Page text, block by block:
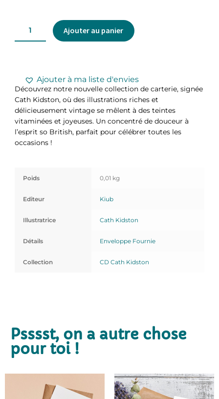
Ajouter au panier
Ajouter à ma liste d'envies
Découvrez notre nouvelle collection de carterie, signée
Cath Kidston, où des illustrations riches et
délicieusement vintage se mêlent à des teintes
vitaminées et joyeuses. Un concentré de douceur à
l’esprit so British, parfait pour célébrer toutes les
occasions !
Poids 0,01 kg
Editeur Kiub
Illustratrice Cath Kidston
Détails Enveloppe Fournie
Collection CD Cath Kidston
Psssst, on a autre chose
pour toi !